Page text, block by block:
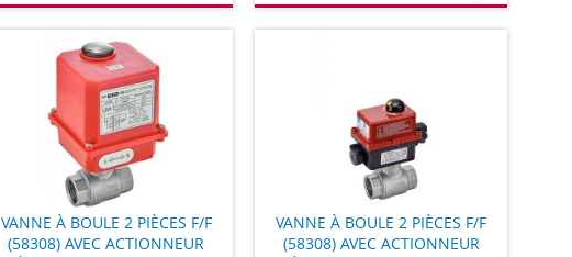
VANNE À BOULE 2 PIÈCES F/F
(58308) AVEC ACTIONNEUR
VANNE À BOULE 2 PIÈCES F/F
(58308) AVEC ACTIONNEUR